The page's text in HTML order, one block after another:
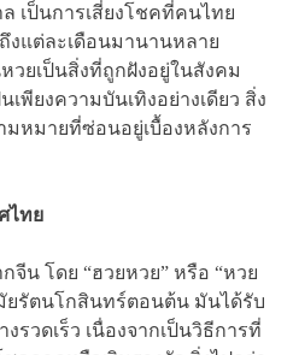
เป็นการเสี่ยงโชคที่คนไทย
แต่ละเดือนมานานหลาย
ยเป็นสิ่งที่ถูกฝังอยู่ในสังคม
พียงความบันเทิงอย่างเดียว สิ่ง
หมายที่ซ่อนอยู่เบื้องหลังการ
ไทย
จีน โดย “ฮวยหวย” หรือ “หวย
ยรัตนโกสินทร์ตอนต้น มันได้รับ
วดเร็ว เนื่องจากเป็นวิธีการที่